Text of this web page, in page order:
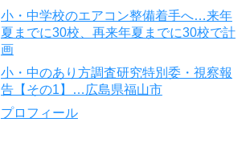
小・中学校のエアコン整備着手へ…来年
夏までに30校、再来年夏までに30校で計
画
小・中のあり方調査研究特別委・視察報
告【その1】…広島県福山市
プロフィール